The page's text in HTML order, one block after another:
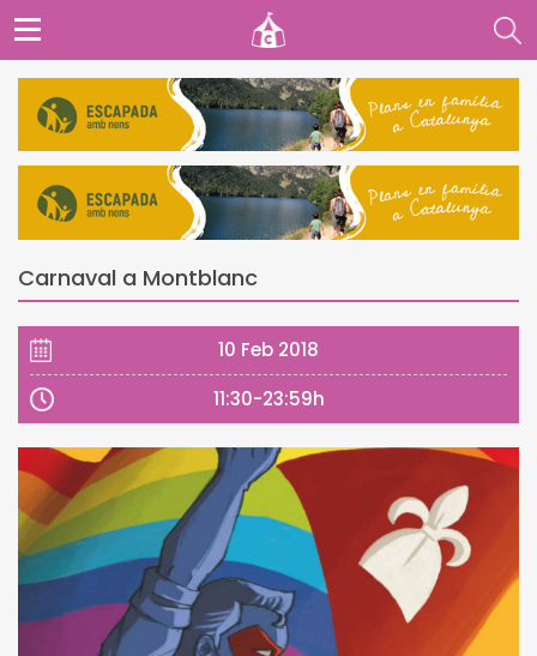
Carnaval a Montblanc
10 Feb 2018
11:30-23:59h